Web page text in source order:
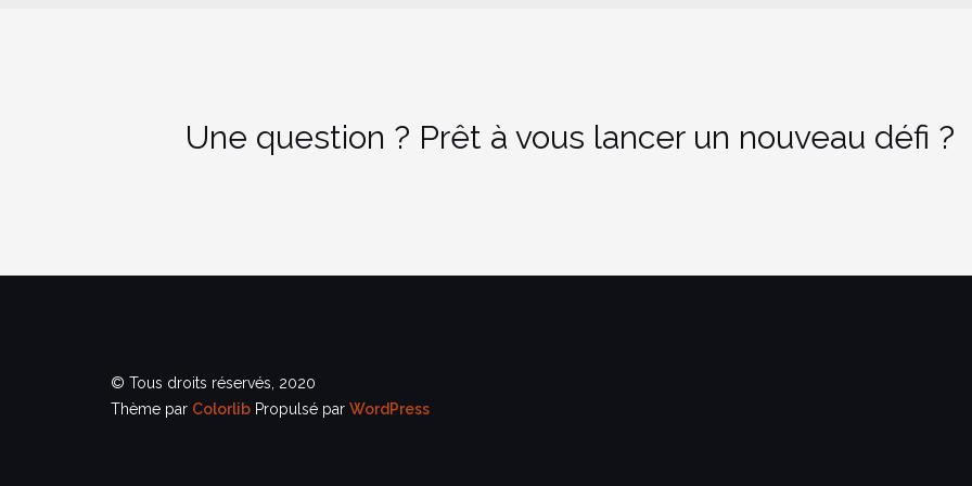
Une question ? Prêt à vous lancer un nouveau défi ?
© Tous droits réservés, 2020
Thème par Colorlib Propulsé par WordPress